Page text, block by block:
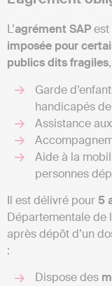
L’agrément SAPest
imposée pour
publics dits fragiles
Garde
handicapés
Assistance
Aide à la
personnes
Il est délivré pour 5
Départementale de
après dépôt d’un
:
Dispose des